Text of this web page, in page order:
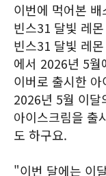
이번에 먹어본
빈스31 달빛 레
빈스31 달빛 레
에서 2026년 5월
이버로 출시한
2026년 5월 이달
아이스크림을 출
도 하구요.
"이번 달에는 이